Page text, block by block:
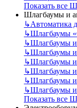
Показать все
Шлагбаумы и
↳Автоматика
↳Шлагбаумы
↳Шлагбаумы и
↳Шлагбаумы и
↳Шлагбаумы и
↳Шлагбаумы и
↳Шлагбаумы и
↳Шлагбаумы и
Показать все